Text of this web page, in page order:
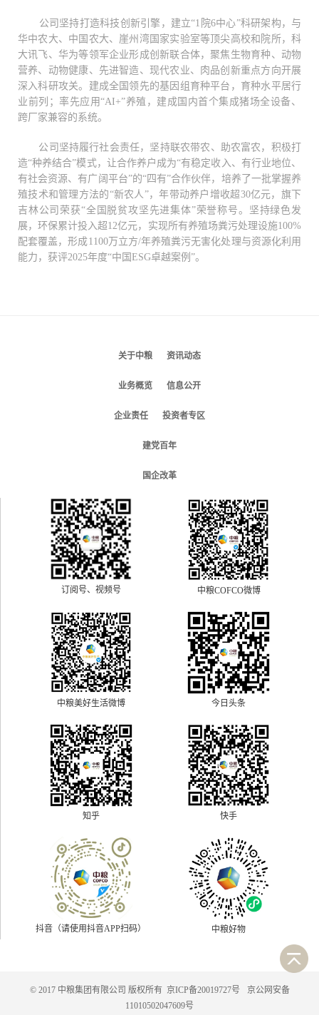
公司坚持打造科技创新引擎，建立“1院6中心”科研架构，与
华中农大、中国农大、崖州湾国家实验室等顶尖高校和院所，科
大讯飞、华为等领军企业形成创新联合体，聚焦生物育种、动物
营养、动物健康、先进智造、现代农业、肉品创新重点方向开展
深入科研攻关。建成全国领先的基因组育种平台，育种水平居行
业前列；率先应用“AI+”养殖，建成国内首个集成猪场全设备、
跨厂家兼容的系统。
公司坚持履行社会责任，坚持联农带农、助农富农，积极打
造“种养结合”模式，让合作养户成为“有稳定收入、有行业地位、
有社会资源、有广阔平台”的“四有”合作伙伴，培养了一批掌握养
殖技术和管理方法的“新农人”，年带动养户增收超30亿元，旗下
吉林公司荣获“全国脱贫攻坚先进集体”荣誉称号。坚持绿色发
展，环保累计投入超12亿元，实现所有养殖场粪污处理设施100%
配套覆盖，形成1100万立方/年养殖粪污无害化处理与资源化利用
能力，获评2025年度“中国ESG卓越案例”。
关于中粮 资讯动态
业务概览 信息公开
企业责任 投资者专区
建党百年
国企改革
订阅号、视频号 中粮COFCO微博
中粮美好生活微博 今日头条
知乎 快手
抖音（请使用抖音APP扫码） 中粮好物
© 2017 中粮集团有限公司 版权所有 京ICP备20019727号
京公网安备
11010502047609号